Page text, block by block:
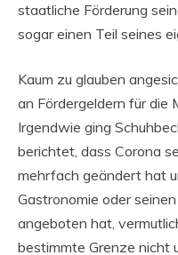
staatliche Förderung
sogar einen Teil seines
Kaum zu glauben
an Fördergeldern für die
Irgendwie ging
berichtet, dass Corona
mehrfach geändert hat
Gastronomie oder
angeboten hat,
bestimmte Grenze nicht